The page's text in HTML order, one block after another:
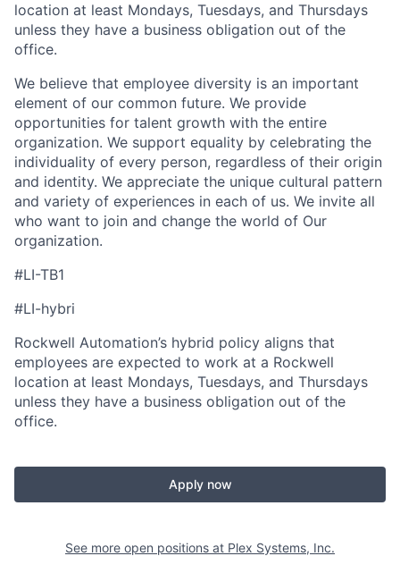
location at least Mondays, Tuesdays, and Thursdays
unless they have a business obligation out of the
office.
We believe that employee diversity is an important
element of our common future. We provide
opportunities for talent growth with the entire
organization. We support equality by celebrating the
individuality of every person, regardless of their origin
and identity. We appreciate the unique cultural pattern
and variety of experiences in each of us. We invite all
who want to join and change the world of Our
organization.
#LI-TB1
#LI-hybri
Rockwell Automation’s hybrid policy aligns that
employees are expected to work at a Rockwell
location at least Mondays, Tuesdays, and Thursdays
unless they have a business obligation out of the
office.
Apply now
See more open positions at Plex Systems, Inc.